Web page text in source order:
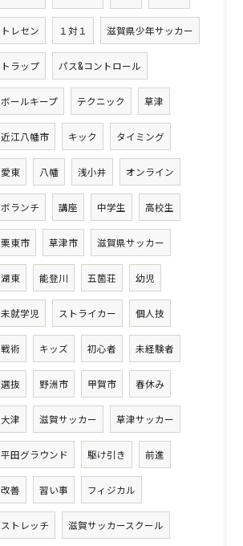
トレセン １対１ 滋賀県少年サッカー
トラップ パス&コントロール
ボールキープ テクニック 草津
近江八幡市 キック タイミング
愛東 八幡 浅小井 オンライン
ボランチ 講座 中学生 高校生
栗東市 草津市 滋賀県サッカー
湖東 能登川 五箇荘 幼児
未就学児 ストライカー 個人技
戦術 キッズ 初心者 未経験者
選抜 野洲市 甲賀市 春休み
大津 滋賀サッカー 草津サッカー
平田グラウンド 駆け引き 前進
改善 習い事 フィジカル
ストレッチ 滋賀サッカースクール